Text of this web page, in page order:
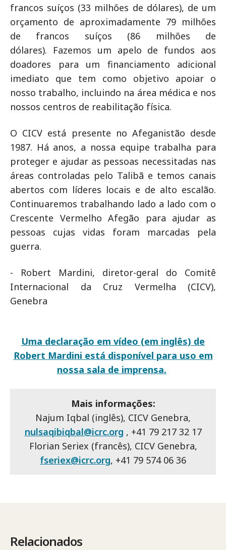
francos suíços (33 milhões de dólares), de um
orçamento de aproximadamente 79 milhões
de francos suíços (86 milhões de
dólares). Fazemos um apelo de fundos aos
doadores para um financiamento adicional
imediato que tem como objetivo apoiar o
nosso trabalho, incluindo na área médica e nos
nossos centros de reabilitação física.
O CICV está presente no Afeganistão desde
1987. Há anos, a nossa equipe trabalha para
proteger e ajudar as pessoas necessitadas nas
áreas controladas pelo Talibã e temos canais
abertos com líderes locais e de alto escalão.
Continuaremos trabalhando lado a lado com o
Crescente Vermelho Afegão para ajudar as
pessoas cujas vidas foram marcadas pela
guerra.
- Robert Mardini, diretor-geral do Comitê
Internacional da Cruz Vermelha (CICV),
Genebra
Uma declaração em vídeo (em inglês) de
Robert Mardini está disponível para uso em
nossa sala de imprensa.
Mais informações:
Najum Iqbal (inglês), CICV Genebra,
nulsaqibiqbal@icrc.org , +41 79 217 32 17
Florian Seriex (francês), CICV Genebra,
fseriex@icrc.org, +41 79 574 06 36
Relacionados